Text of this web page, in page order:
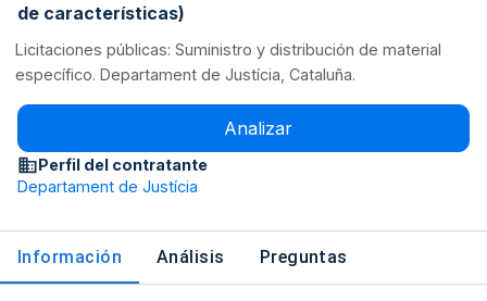
de características)
Licitaciones públicas: Suministro y distribución de material
específico. Departament de Justícia, Cataluña.
Analizar
Perfil del contratante
Departament de Justícia
Información Análisis Preguntas